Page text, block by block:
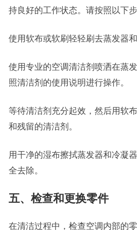
持良好的工作状态。请按照以下步
使用软布或软刷轻轻刷去蒸发器
使用专业的空调清洁剂喷洒在蒸
照清洁剂的使用说明进行操作。
等待清洁剂充分起效，然后用软
和残留的清洁剂。
用干净的湿布擦拭蒸发器和冷凝
全去除。
五、检查和更换零件
在清洁过程中，检查空调内部的